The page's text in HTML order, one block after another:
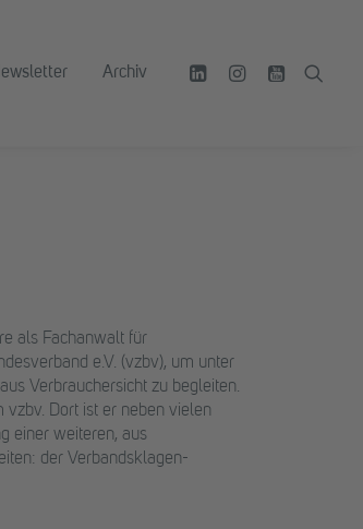
Archiv
als Fachanwalt für
e.V. (vzbv), um unter
Verbrauchersicht zu begleiten.
Dort ist er neben vielen
einer weiteren, aus
der Verbandsklagen-